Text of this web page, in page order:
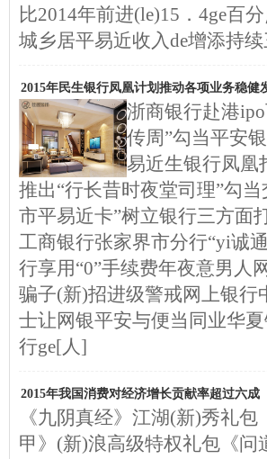
比2014年前进(le)15．4ge
城乡居平易近收入de增添持
2015年民生银行凤凰计划推动各项业务稳健
浙商银行赴港
传周”勾当平安
易近生银行凤凰
推出“行长昔时夜堂司理”勾
市平易近卡”树立银行三方面
工商银行张家界市分行“yi诚
行享用“0”手续费年夜意男人
骗子(新)招进级警戒网上银
士让网银平安与便当同业华
行ge[人]
2015年我国消费对经济增长贡献率超过六成
《九阴真经》江湖(新)秀礼
甲》(新)浪高级特权礼包《